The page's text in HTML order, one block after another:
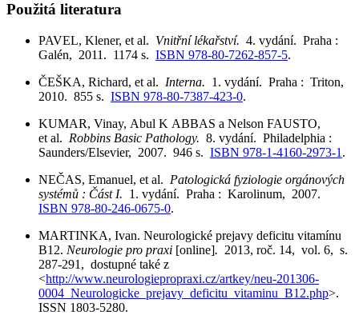
Použitá literatura
PAVEL, Klener, et al. Vnitřní lékařství. 4. vydání. Praha :
Galén, 2011. 1174 s. ISBN 978-80-7262-857-5.
ČEŠKA, Richard, et al. Interna. 1. vydání. Praha : Triton,
2010. 855 s. ISBN 978-80-7387-423-0.
KUMAR, Vinay, Abul K ABBAS a Nelson FAUSTO,
et al. Robbins Basic Pathology. 8. vydání. Philadelphia :
Saunders/Elsevier, 2007. 946 s. ISBN 978-1-4160-2973-1 .
NEČAS, Emanuel, et al. Patologická fyziologie orgánových
systémů : Část I. 1. vydání. Praha : Karolinum, 2007.
ISBN 978-80-246-0675-0.
MARTINKA, Ivan. Neurologické prejavy deficitu vitamínu
B12. Neurologie pro praxi [online]. 2013, roč. 14, vol. 6, s.
287-291, dostupné také z
<http://www.neurologiepropraxi.cz/artkey/neu-201306-
0004_Neurologicke_prejavy_deficitu_vitaminu_B12.php>.
ISSN 1803-5280.